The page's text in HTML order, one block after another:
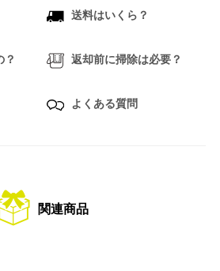
送料はいくら？
？ 返却前に掃除は必要？
よくある質問
関連商品